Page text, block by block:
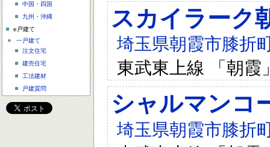
スカイラーク
埼玉県朝霞市膝折
東武東上線 「朝霞
シャルマンコ
埼玉県朝霞市膝折
中国・四国
九州・沖縄
e戸建て
一戸建て
注文住宅
建売住宅
工法建材
戸建質問